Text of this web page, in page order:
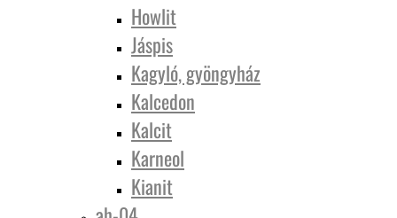
Howlit
Jáspis
Kagyló, gyöngyház
Kalcedon
Kalcit
Karneol
Kianit